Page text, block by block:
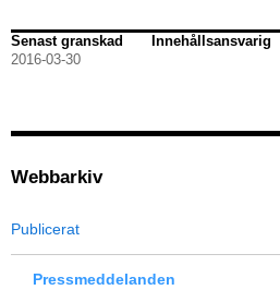
Senast granskad
2016-03-30
Innehållsansvarig
Webbarkiv
Publicerat
Pressmeddelanden